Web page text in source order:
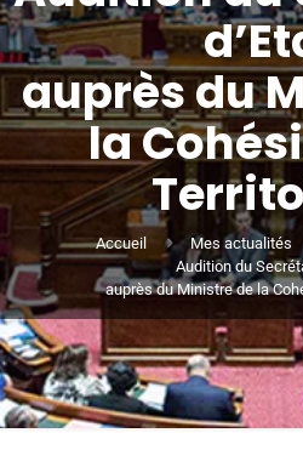
auprès du
la
Accueil Mes actualités
Audition du
auprès du Ministre de la